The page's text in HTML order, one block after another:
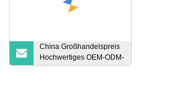
China Großhandelspreis
Hochwertiges OEM-ODM-
Isup-Board, aufblasbares